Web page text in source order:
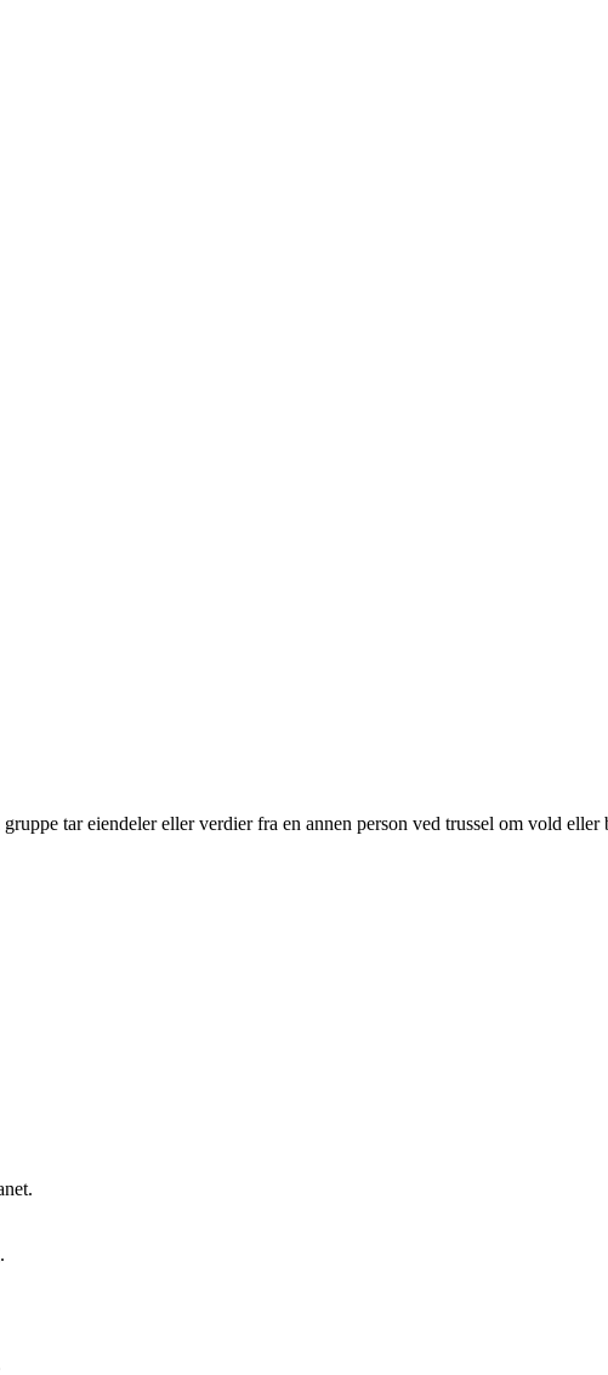
tar eiendeler eller verdier fra en annen person ved trussel om vold